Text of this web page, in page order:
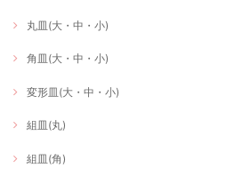
丸皿(大・中・小)
角皿(大・中・小)
変形皿(大・中・小)
組皿(丸)
組皿(角)